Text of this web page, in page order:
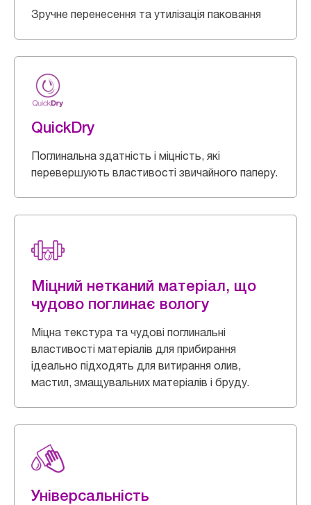
Зручне перенесення та утилізація паковання
QuickDry
Поглинальна здатність і міцність, які
перевершують властивості звичайного паперу.
Міцний нетканий матеріал, що
чудово поглинає вологу
Міцна текстура та чудові поглинальні
властивості матеріалів для прибирання
ідеально підходять для витирання олив,
мастил, змащувальних матеріалів і бруду.
Універсальність